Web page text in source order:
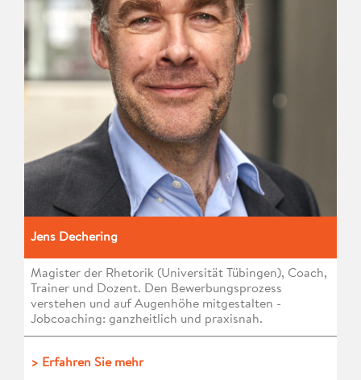
Jens Dechering
Magister der Rhetorik (Universität Tübingen), Coach,
Trainer und Dozent. Den Bewerbungsprozess
verstehen und auf Augenhöhe mitgestalten -
Jobcoaching: ganzheitlich und praxisnah.
> Erfahren Sie mehr